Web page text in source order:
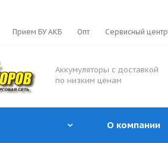
Прием БУ АКБ Опт Сервисный центр
Аккумуляторы с доставкой
по низким ценам
О компании